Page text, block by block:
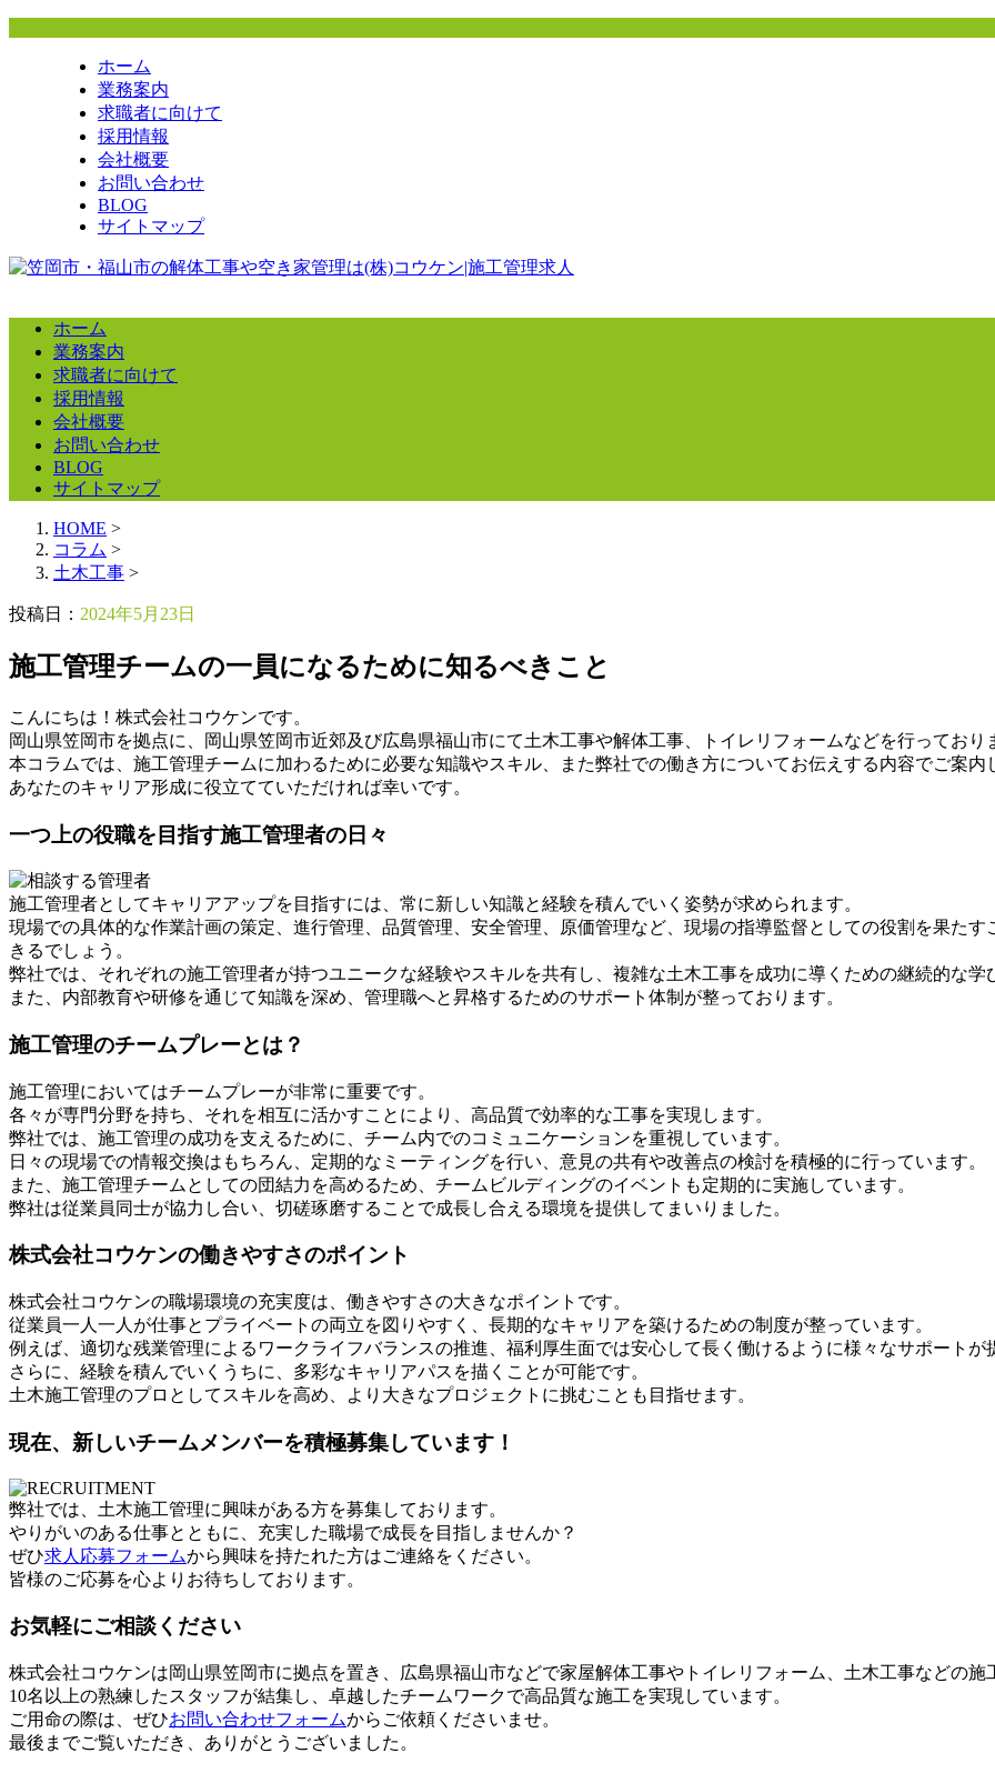
ホーム
業務案内
求職者に向けて
採用情報
会社概要
お問い合わせ
BLOG
サイトマップ
ホーム
業務案内
求職者に向けて
採用情報
会社概要
お問い合わせ
BLOG
サイトマップ
HOME >
コラム >
土木工事 >
投稿日： 2024年5月23日
施工管理チームの一員になるために知るべきこと
こんにちは！株式会社コウケンです。
岡山県笠岡市を拠点に、岡山県笠岡市近郊及び広島県福山市にて土木工事や解体工事、トイレリフォームなどを行っており
本コラムでは、施工管理チームに加わるために必要な知識やスキル、また弊社での働き方についてお伝えする内容でご案内
あなたのキャリア形成に役立てていただければ幸いです。
一つ上の役職を目指す施工管理者の日々
施工管理者としてキャリアアップを目指すには、常に新しい知識と経験を積んでいく姿勢が求められます。
現場での具体的な作業計画の策定、進行管理、品質管理、安全管理、原価管理など、現場の指導監督としての役割を果た
きるでしょう。
弊社では、それぞれの施工管理者が持つユニークな経験やスキルを共有し、複雑な土木工事を成功に導くための継続的な学
また、内部教育や研修を通じて知識を深め、管理職へと昇格するためのサポート体制が整っております。
施工管理のチームプレーとは？
施工管理においてはチームプレーが非常に重要です。
各々が専門分野を持ち、それを相互に活かすことにより、高品質で効率的な工事を実現します。
弊社では、施工管理の成功を支えるために、チーム内でのコミュニケーションを重視しています。
日々の現場での情報交換はもちろん、定期的なミーティングを行い、意見の共有や改善点の検討を積極的に行っています。
また、施工管理チームとしての団結力を高めるため、チームビルディングのイベントも定期的に実施しています。
弊社は従業員同士が協力し合い、切磋琢磨することで成長し合える環境を提供してまいりました。
株式会社コウケンの働きやすさのポイント
株式会社コウケンの職場環境の充実度は、働きやすさの大きなポイントです。
従業員一人一人が仕事とプライベートの両立を図りやすく、長期的なキャリアを築けるための制度が整っています。
例えば、適切な残業管理によるワークライフバランスの推進、福利厚生面では安心して長く働けるように様々なサポートが
さらに、経験を積んでいくうちに、多彩なキャリアパスを描くことが可能です。
土木施工管理のプロとしてスキルを高め、より大きなプロジェクトに挑むことも目指せます。
現在、新しいチームメンバーを積極募集しています！
弊社では、土木施工管理に興味がある方を募集しております。
やりがいのある仕事とともに、充実した職場で成長を目指しませんか？
ぜひ求人応募フォームから興味を持たれた方はご連絡をください。
皆様のご応募を心よりお待ちしております。
お気軽にご相談ください
株式会社コウケンは岡山県笠岡市に拠点を置き、広島県福山市などで家屋解体工事やトイレリフォーム、土木工事などの施
10名以上の熟練したスタッフが結集し、卓越したチームワークで高品質な施工を実現しています。
ご用命の際は、ぜひお問い合わせフォームからご依頼くださいませ。
最後までご覧いただき、ありがとうございました。